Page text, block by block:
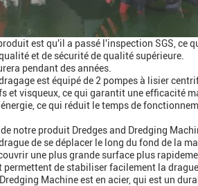
est qu'il a passé l'inspection SGS, ce
et de sécurité de qualité supérieure.
pendant des années.
est équipé de 2 pompes à lisier
et visqueux, ce qui garantit une efficacité
ce qui réduit le temps de
notre produit Dredges and Dredging
de se déplacer le long du fond de la
une plus grande surface plus
de stabiliser facilement la
Machine est en acier, qui est un